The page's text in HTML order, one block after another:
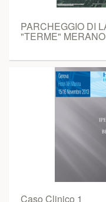
PARCHEGGIO DI
"TERME" MERANO
Caso Clinico 1